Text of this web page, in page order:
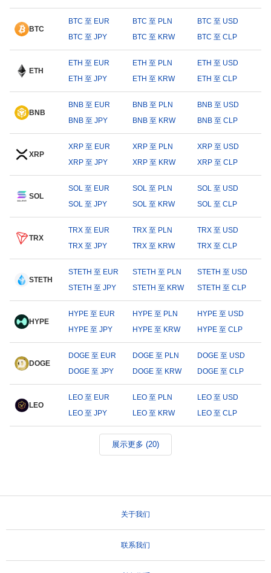
BTC
BTC 至 EUR BTC 至 PLN
BTC 至 USD
BTC 至 JPY
BTC 至 KRW BTC 至 CLP
ETH
ETH 至 EUR ETH 至 PLN
ETH 至 USD
ETH 至 JPY
ETH 至 KRW ETH 至 CLP
BNB
BNB 至 EUR BNB 至 PLN
BNB 至 USD
BNB 至 JPY
BNB 至 KRW BNB 至 CLP
XRP
XRP 至 EUR XRP 至 PLN
XRP 至 USD
XRP 至 JPY
XRP 至 KRW XRP 至 CLP
SOL
SOL 至 EUR SOL 至 PLN
SOL 至 USD
SOL 至 JPY
SOL 至 KRW SOL 至 CLP
TRX
TRX 至 EUR TRX 至 PLN
TRX 至 USD
TRX 至 JPY
TRX 至 KRW TRX 至 CLP
STETH
STETH 至 EUR STETH 至 PLN
STETH 至 USD
STETH 至 JPY
STETH 至 KRW STETH 至 CLP
HYPE
HYPE 至 EUR HYPE 至 PLN
HYPE 至 USD
HYPE 至 JPY
HYPE 至 KRW HYPE 至 CLP
DOGE
DOGE 至 EUR DOGE 至 PLN
DOGE 至 USD
DOGE 至 JPY
DOGE 至 KRW DOGE 至 CLP
LEO
LEO 至 EUR LEO 至 PLN
LEO 至 USD
LEO 至 JPY
LEO 至 KRW LEO 至 CLP
展示更多 (20)
关于我们
联系我们